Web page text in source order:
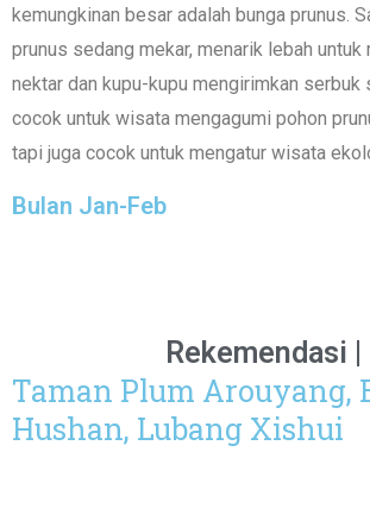
kemungkinan besar adalah bunga prunus.
prunus sedang mekar, menarik lebah untuk
nektar dan kupu-kupu mengirimkan serbuk
cocok untuk wisata mengagumi pohon
tapi juga cocok untuk mengatur wisata
Bulan Jan-Feb
Rekemendasi |
Taman Plum Arouyang,
Hushan, Lubang Xishui